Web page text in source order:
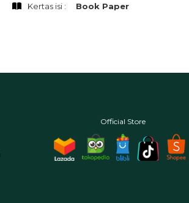
Kertas isi :
Book Paper
Official Store